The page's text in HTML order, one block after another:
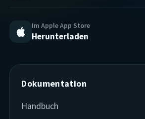
Im Apple App Store
Herunterladen
Dokumentation
Handbuch